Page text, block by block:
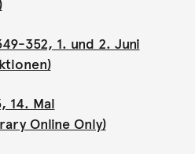
352, 1. und 2. Juni
14. Mai
Online Only)